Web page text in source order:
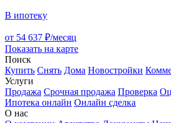
В ипотеку
от 54 637 ₽/месяц
Показать на карте
Поиск
Купить Снять Дома Новостройки
Услуги
Продажа Срочная продажа Проверка
Ипотека онлайн Онлайн сделка
О нас